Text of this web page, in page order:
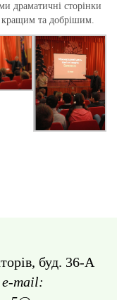
драматичні сторінки
та добрішим.
буд. 36-А
mail: